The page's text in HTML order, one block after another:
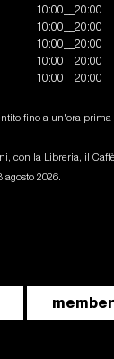
10:00__20:00
10:00__20:00
10:00__20:00
10:00__20:00
10:00__20:00
fino a un'ora
con la Libreria, il
agosto 2026.